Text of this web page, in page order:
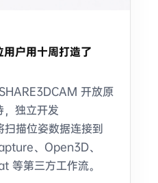
户用十周打造了
开放原
，独立开发
描位姿数据连接到
、Open3D、
等第三方工作流。